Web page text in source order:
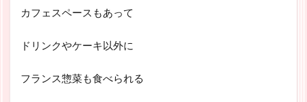
カフェスペースもあって
ドリンクやケーキ以外に
フランス惣菜も食べられる